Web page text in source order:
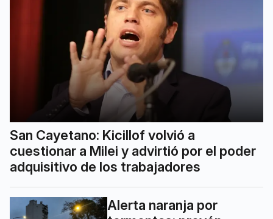
San Cayetano: Kicillof volvió a
cuestionar a Milei y advirtió por el poder
adquisitivo de los trabajadores
Alerta naranja por